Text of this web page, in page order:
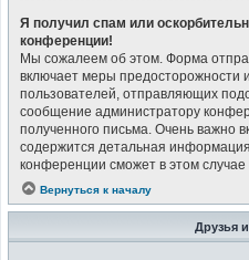
Я получил спам или
конференции!
Мы сожалеем об этом. Форма
включает меры предосторожности
пользователей, отправляющих
сообщение администратору
полученного письма. Очень важно
содержится детальная
конференции сможет в этом
Вернуться к началу
Друзья